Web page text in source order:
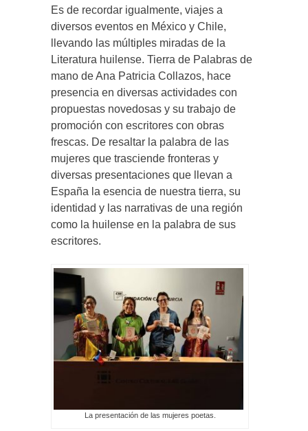
Es de recordar igualmente, viajes a
diversos eventos en México y Chile,
llevando las múltiples miradas de la
Literatura huilense. Tierra de Palabras de
mano de Ana Patricia Collazos, hace
presencia en diversas actividades con
propuestas novedosas y su trabajo de
promoción con escritores con obras
frescas. De resaltar la palabra de las
mujeres que trasciende fronteras y
diversas presentaciones que llevan a
España la esencia de nuestra tierra, su
identidad y las narrativas de una región
como la huilense en la palabra de sus
escritores.
La presentación de las mujeres poetas.